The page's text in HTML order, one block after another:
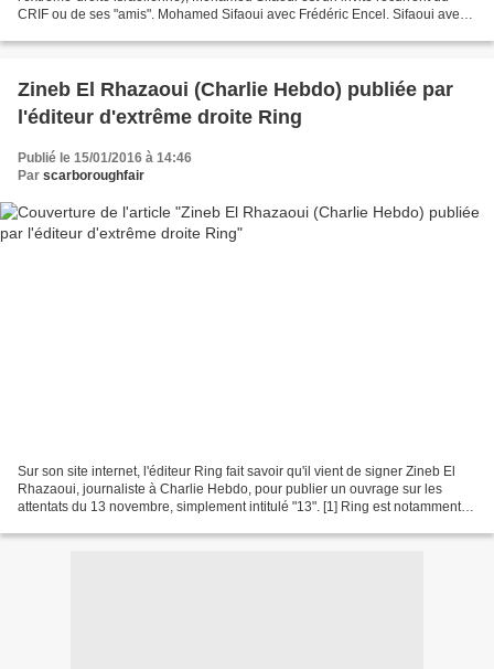
CRIF ou de ses "amis". Mohamed Sifaoui avec Frédéric Encel. Sifaoui avec
Zineb El Rhazaoui (Charlie Hebdo) publiée par
l'éditeur d'extrême droite Ring
Publié le 15/01/2016 à 14:46
Par scarboroughfair
Sur son site internet, l'éditeur Ring fait savoir qu'il vient de signer Zineb El
Rhazaoui, journaliste à Charlie Hebdo, pour publier un ouvrage sur les
attentats du 13 novembre, simplement intitulé "13". [1] Ring est notamment